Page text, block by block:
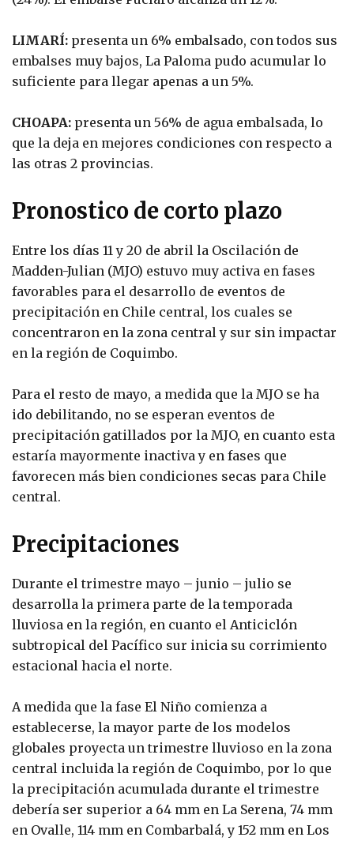
LIMARÍ: presenta un 6% embalsado, con todos sus
embalses muy bajos, La Paloma pudo acumular lo
suficiente para llegar apenas a un 5%.
CHOAPA: presenta un 56% de agua embalsada, lo
que la deja en mejores condiciones con respecto a
las otras 2 provincias.
Pronostico de corto plazo
Entre los días 11 y 20 de abril la Oscilación de
Madden-Julian (MJO) estuvo muy activa en fases
favorables para el desarrollo de eventos de
precipitación en Chile central, los cuales se
concentraron en la zona central y sur sin impactar
en la región de Coquimbo.
Para el resto de mayo, a medida que la MJO se ha
ido debilitando, no se esperan eventos de
precipitación gatillados por la MJO, en cuanto esta
estaría mayormente inactiva y en fases que
favorecen más bien condiciones secas para Chile
central.
Precipitaciones
Durante el trimestre mayo – junio – julio se
desarrolla la primera parte de la temporada
lluviosa en la región, en cuanto el Anticiclón
subtropical del Pacífico sur inicia su corrimiento
estacional hacia el norte.
A medida que la fase El Niño comienza a
establecerse, la mayor parte de los modelos
globales proyecta un trimestre lluvioso en la zona
central incluida la región de Coquimbo, por lo que
la precipitación acumulada durante el trimestre
debería ser superior a 64 mm en La Serena, 74 mm
en Ovalle, 114 mm en Combarbalá, y 152 mm en Los